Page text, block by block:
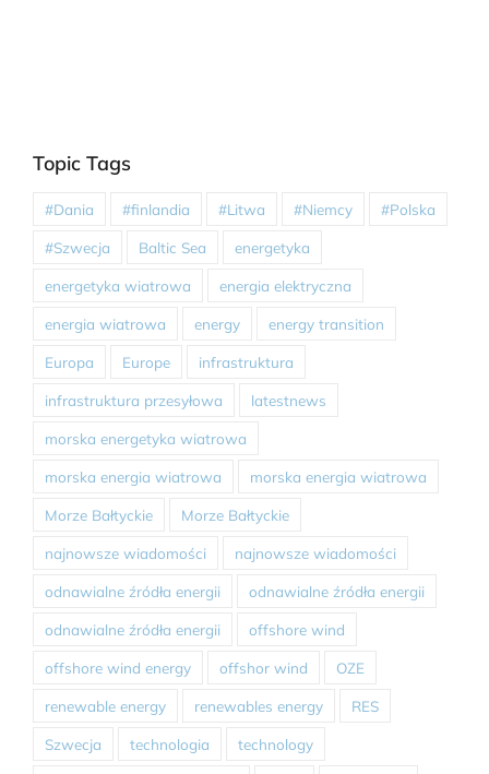
Topic Tags
#Dania #finlandia #Litwa #Niemcy #Polska
#Szwecja Baltic Sea energetyka
energetyka wiatrowa energia elektryczna
energia wiatrowa energy energy transition
Europa Europe infrastruktura
infrastruktura przesyłowa latestnews
morska energetyka wiatrowa
morska energia wiatrowa morska energia wiatrowa
Morze Bałtyckie Morze Bałtyckie
najnowsze wiadomości najnowsze wiadomości
odnawialne źródła energii odnawialne źródła energii
odnawialne źródła energii offshore wind
offshore wind energy offshor wind OZE
renewable energy renewables energy RES
Szwecja technologia technology